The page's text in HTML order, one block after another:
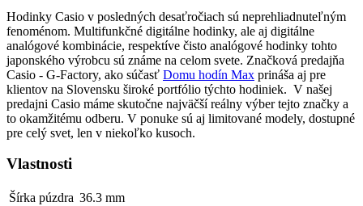
Hodinky Casio v posledných desaťročiach sú neprehliadnuteľným
fenoménom. Multifunkčné digitálne hodinky, ale aj digitálne
analógové kombinácie, respektíve čisto analógové hodinky tohto
japonského výrobcu sú známe na celom svete. Značková predajňa
Casio - G-Factory, ako súčasť Domu hodín Max prináša aj pre
klientov na Slovensku široké portfólio týchto hodiniek. V našej
predajni Casio máme skutočne najväčší reálny výber tejto značky a
to okamžitému odberu. V ponuke sú aj limitované modely, dostupné
pre celý svet, len v niekoľko kusoch.
Vlastnosti
Šírka púzdra 36.3 mm